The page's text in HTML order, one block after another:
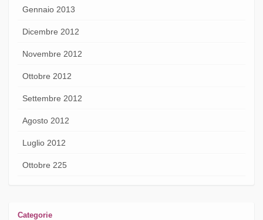
Gennaio 2013
Dicembre 2012
Novembre 2012
Ottobre 2012
Settembre 2012
Agosto 2012
Luglio 2012
Ottobre 225
Categorie